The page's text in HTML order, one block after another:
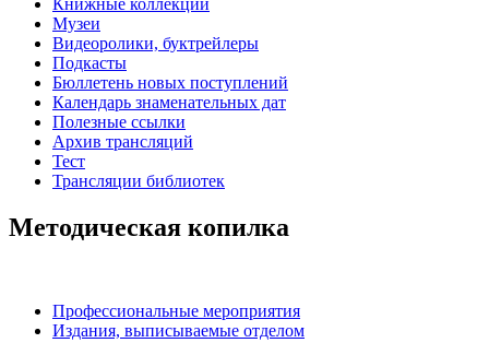
Музеи
Видеоролики, буктрейлеры
Подкасты
Бюллетень новых поступлений
Календарь знаменательных дат
Полезные ссылки
Архив трансляций
Тест
Трансляции библиотек
Методическая копилка
Профессиональные мероприятия
Издания, выписываемые отделом